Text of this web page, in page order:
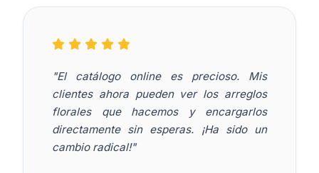
"El catálogo online es precioso. Mis
clientes ahora pueden ver los arreglos
florales que hacemos y encargarlos
directamente sin esperas. ¡Ha sido un
cambio radical!"